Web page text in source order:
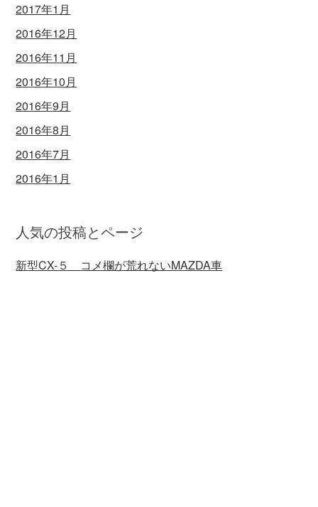
2017年1月
2016年12月
2016年11月
2016年10月
2016年9月
2016年8月
2016年7月
2016年1月
人気の投稿とページ
新型CX-５ コメ欄が荒れないMAZDA車